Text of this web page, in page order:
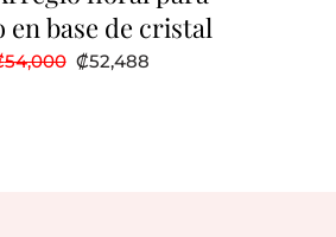
en base de cristal
54,000 El
precio
₡52,488El